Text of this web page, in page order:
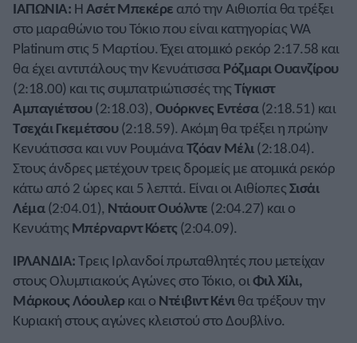
ΙΑΠΩΝΙΑ: ΗΑσέτ Μπεκέρε από την Αιθιοπία θα τρέξει
στο μαραθώνιο του Τόκιο που είναι κατηγορίας WA
Platinum στις 5 Μαρτίου. Έχει ατομικό ρεκόρ 2:17.58 και
θα έχει αντιπάλους την ΚενυάτισσαΡόζμαρι Ουανζίρου
(2:18.00) και τις συμπατριώτισσές τηςΤίγκιστ
Αμπαγιέτσου(2:18.03),Ουόρκνες Εντέσα(2:18.51) και
Τσεχάι Γκεμέτσου(2:18.59). Ακόμη θα τρέξει η πρώην
Κενυάτισσα και νυν ΡουμάναΤζόαν Μέλι(2:18.04).
Στους άνδρες μετέχουν τρεις δρομείς με ατομικά ρεκόρ
κάτω από 2 ώρες και 5 λεπτά. Είναι οι ΑιθίοπεςΣισάι
Λέμα(2:04.01), Ντάουιτ Ουόλντε (2:04.27) και ο
Κενυάτης Μπέρναρντ Κόετς(2:04.09).
ΙΡΛΑΝΔΙΑ:Τρεις Ιρλανδοί πρωταθλητές που μετείχαν
στους Ολυμπιακούς Αγώνες στο Τόκιο, οιΦιλ Χίλι,
Μάρκους Λόουλερκαι ο Ντέιβιντ Κένιθα τρέξουν την
Κυριακή στους αγώνες κλειστού στο Δουβλίνο.